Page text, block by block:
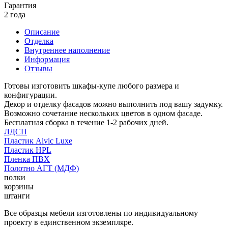
Гарантия
2 года
Описание
Отделка
Внутреннее наполнение
Информация
Отзывы
Готовы изготовить шкафы-купе любого размера и
конфигурации.
Декор и отделку фасадов можно выполнить под вашу задумку.
Возможно сочетание нескольких цветов в одном фасаде.
Бесплатная сборка в течение 1-2 рабочих дней.
ЛДСП
Пластик Alvic Luxe
Пластик HPL
Пленка ПВХ
Полотно АГТ (МДФ)
полки
корзины
штанги
Все образцы мебели изготовлены по индивидуальному
проекту в единственном экземпляре.